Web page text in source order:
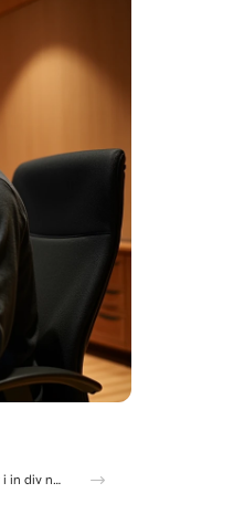
Pourquoi votre center i in div ne marche pas comme prévu ?